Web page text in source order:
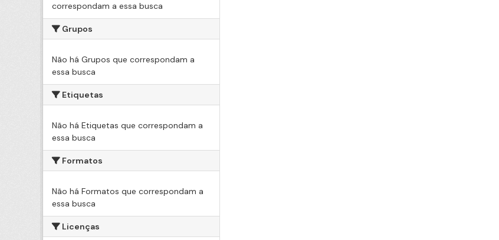
correspondam a essa busca
Grupos
Não há Grupos que correspondam a
essa busca
Etiquetas
Não há Etiquetas que correspondam a
essa busca
Formatos
Não há Formatos que correspondam a
essa busca
Licenças